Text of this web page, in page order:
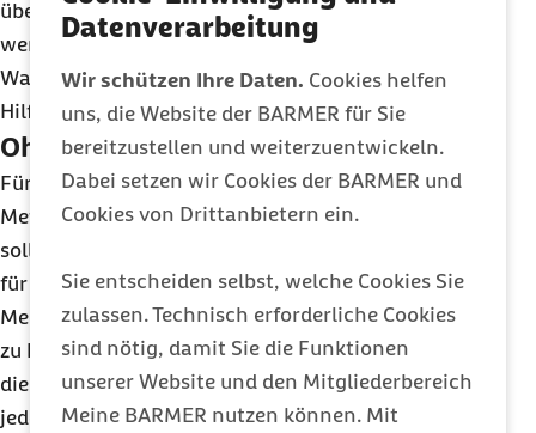
Datenverarbeitung
Wir schützen Ihre Daten. Cookies helfen
uns, die Website der BARMER für Sie
bereitzustellen und weiterzuentwickeln.
Dabei setzen wir Cookies der BARMER und
Cookies von Drittanbietern ein.
Sie entscheiden selbst, welche Cookies Sie
zulassen. Technisch erforderliche Cookies
sind nötig, damit Sie die Funktionen
unserer Website und den Mitgliederbereich
Meine BARMER nutzen können. Mit
überschüssiges Ohrenschmalz entfernen. Auch
wenn es weniger Verletzungsrisiko birgt als das
Wattestäbchen: Für die Ohren ist dieses kleine
Hilfsmittel nur bedingt geeignet.
Ohren mit Wasser spülen
Für das Spülen der Ohren gibt es verschiedene
Methoden und spezielle Präparate, die helfen
sollen, Ohrenschmalzrückstände zu lösen. Beliebt
für die Ohrenpflege sind Sprays auf Basis von
Meer- oder Süßwasser, die es frei in der Apotheke
zu kaufen gibt. Das Problem ist allerdings, dass
diese Spülungen aufwendig sind und nicht bei
jedem funktionieren.